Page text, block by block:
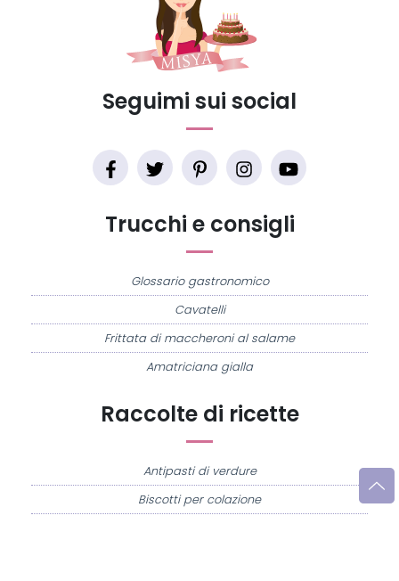
Raccolte di ricette
Antipasti di verdure
Biscotti per colazione
Trucchi e consigli
Glossario gastronomico
Cavatelli
Frittata di maccheroni al salame
Amatriciana gialla
Seguimi sui social